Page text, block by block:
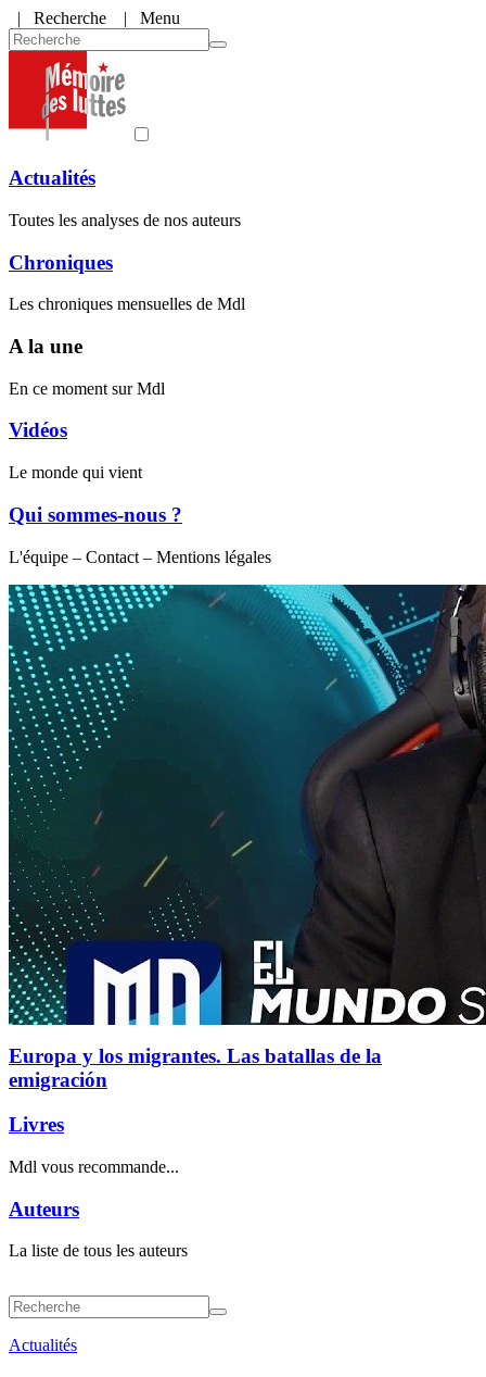
| Recherche | Menu
Actualités
Toutes les analyses de nos auteurs
Chroniques
Les chroniques mensuelles de Mdl
A la une
En ce moment sur Mdl
Vidéos
Le monde qui vient
Qui sommes-nous ?
L'équipe – Contact – Mentions légales
Europa y los migrantes. Las batallas de la
emigración
Livres
Mdl vous recommande...
Auteurs
La liste de tous les auteurs
Actualités